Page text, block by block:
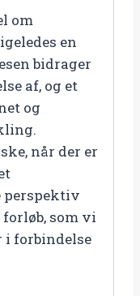
om
en
bidrager
af, og et
og
når der er
perspektiv
som vi
i forbindelse